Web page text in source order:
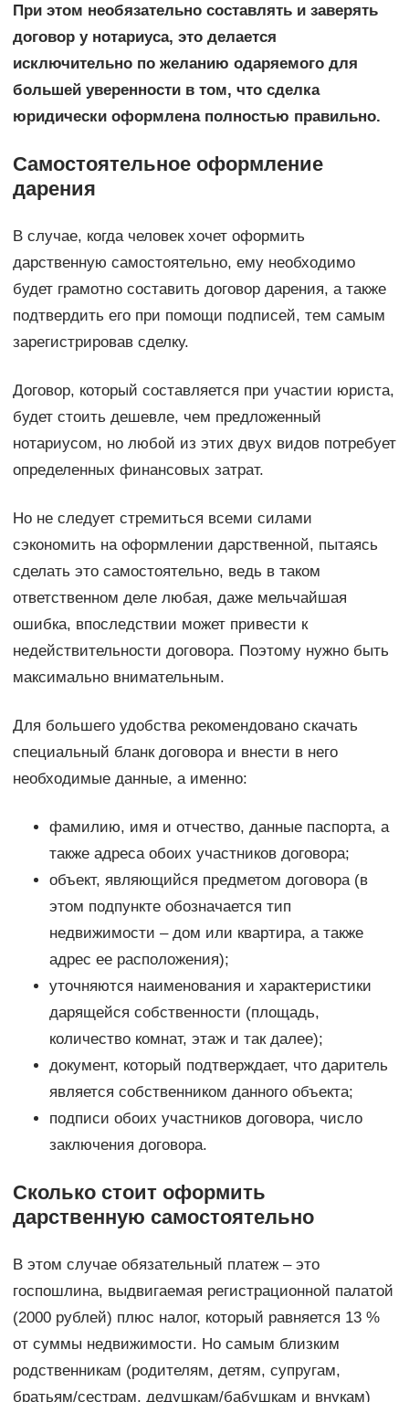
При этом необязательно составлять и заверять
договор у нотариуса, это делается
исключительно по желанию одаряемого для
большей уверенности в том, что сделка
юридически оформлена полностью правильно.
Самостоятельное оформление
дарения
В случае, когда человек хочет оформить
дарственную самостоятельно, ему необходимо
будет грамотно составить договор дарения, а также
подтвердить его при помощи подписей, тем самым
зарегистрировав сделку.
Договор, который составляется при участии юриста,
будет стоить дешевле, чем предложенный
нотариусом, но любой из этих двух видов потребует
определенных финансовых затрат.
Но не следует стремиться всеми силами
сэкономить на оформлении дарственной, пытаясь
сделать это самостоятельно, ведь в таком
ответственном деле любая, даже мельчайшая
ошибка, впоследствии может привести к
недействительности договора. Поэтому нужно быть
максимально внимательным.
Для большего удобства рекомендовано скачать
специальный бланк договора и внести в него
необходимые данные, а именно:
фамилию, имя и отчество, данные паспорта, а
также адреса обоих участников договора;
объект, являющийся предметом договора (в
этом подпункте обозначается тип
недвижимости – дом или квартира, а также
адрес ее расположения);
уточняются наименования и характеристики
дарящейся собственности (площадь,
количество комнат, этаж и так далее);
документ, который подтверждает, что даритель
является собственником данного объекта;
подписи обоих участников договора, число
заключения договора.
Сколько стоит оформить
дарственную самостоятельно
В этом случае обязательный платеж – это
госпошлина, выдвигаемая регистрационной палатой
(2000 рублей) плюс налог, который равняется 13 %
от суммы недвижимости. Но самым близким
родственникам (родителям, детям, супругам,
братьям/сестрам, дедушкам/бабушкам и внукам)